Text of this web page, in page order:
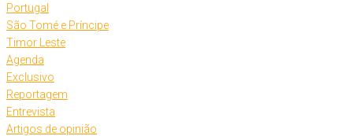
Portugal
São Tomé e Príncipe
Timor Leste
Agenda
Exclusivo
Reportagem
Entrevista
Artigos de opinião